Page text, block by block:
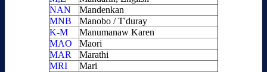
NAN
Mandenkan
MNB
Manobo / T'duray
K-M
Manumanaw Karen
MAO
Maori
MAR
Marathi
MRI
Mari